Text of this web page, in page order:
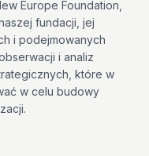
Europe Foundation,
fundacji, jej
i podejmowanych
i analiz
które w
w celu budowy